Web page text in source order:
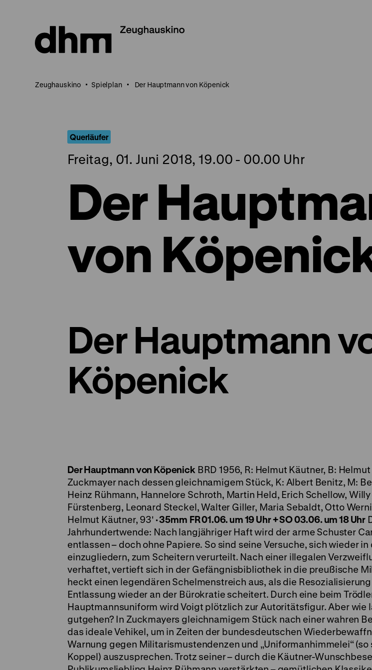
Seiteninhalt
springen
Zeughauskino Spielplan Der Hauptmann von Köpenick
Querläufer
Freitag, 01. Juni 2018, 19.00 - 00.00 Uhr
Der
von
Der Hauptmann
Köpenick
Der Hauptmann von Köpenick BRD 1956, R: Helmut Käutner, B: Helmut
Zuckmayer nach dessen gleichnamigem Stück, K: Albert Benitz, M:
Heinz Rühmann, Hannelore Schroth, Martin Held, Erich Schellow, Willy
Fürstenberg, Leonard Steckel, Walter Giller, Maria Sebaldt, Otto
Helmut Käutner, 93' ·35mm FR 01.06. um 19 Uhr + SO 03.06. um 18 Uhr
Jahrhundertwende: Nach langjähriger Haft wird der arme Schuster
entlassen – doch ohne Papiere. So sind seine Versuche, sich wieder in
einzugliedern, zum Scheitern verurteilt. Nach einer illegalen
verhaftet, vertieft sich in der Gefängnisbibliothek in die preußische
heckt einen legendären Schelmenstreich aus, als die Resozialisierung
Entlassung wieder an der Bürokratie scheitert. Durch eine beim
Hauptmannsuniform wird Voigt plötzlich zur Autoritätsfigur. Aber wie
gutgehen? In Zuckmayers gleichnamigem Stück nach einer wahren
das ideale Vehikel, um in Zeiten der bundesdeutschen
Warnung gegen Militarismustendenzen und „Uniformanhimmelei“ (so
Koppel) auszusprechen. Trotz seiner – durch die Käutner-